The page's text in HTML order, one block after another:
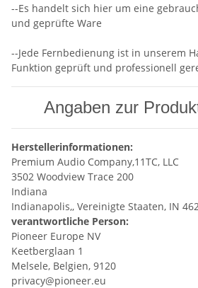
--Es handelt sich hier um eine
und geprüfte Ware
--Jede Fernbedienung ist in unserem
Funktion geprüft und professionell
Angaben zur
Herstellerinformationen:
Premium Audio Company,11TC, LLC
3502 Woodview Trace 200
Indiana
Indianapolis,, Vereinigte Staaten, IN
verantwortliche Person:
Pioneer Europe NV
Keetberglaan 1
Melsele, Belgien, 9120
privacy@pioneer.eu